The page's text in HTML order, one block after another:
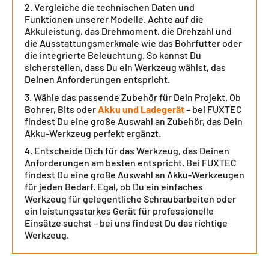
Vergleiche die technischen Daten und
Funktionen unserer Modelle. Achte auf die
Akkuleistung, das Drehmoment, die Drehzahl und
die Ausstattungsmerkmale wie das Bohrfutter oder
die integrierte Beleuchtung. So kannst Du
sicherstellen, dass Du ein Werkzeug wählst, das
Deinen Anforderungen entspricht.
Wähle das passende Zubehör für Dein Projekt. Ob
Bohrer, Bits oder Akku und Ladegerät– bei FUXTEC
findest Du eine große Auswahl an Zubehör, das Dein
Akku-Werkzeug perfekt ergänzt.
Entscheide Dich für das Werkzeug, das Deinen
Anforderungen am besten entspricht. Bei FUXTEC
findest Du eine große Auswahl an Akku-Werkzeugen
für jeden Bedarf. Egal, ob Du ein einfaches
Werkzeug für gelegentliche Schraubarbeiten oder
ein leistungsstarkes Gerät für professionelle
Einsätze suchst – bei uns findest Du das richtige
Werkzeug.